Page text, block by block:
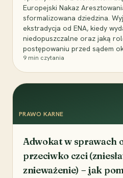
Europejski Nakaz
sformalizowana dziedzina.
ekstradycja od ENA, kiedy
niedopuszczalne oraz jaką
postępowaniu przed sądem
9 min czytania
PRAWO KARNE
Adwokat w sprawach
przeciwko czci
znieważenie) – jak